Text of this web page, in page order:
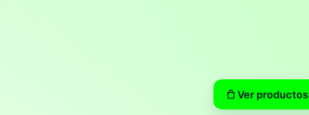
Ver productos